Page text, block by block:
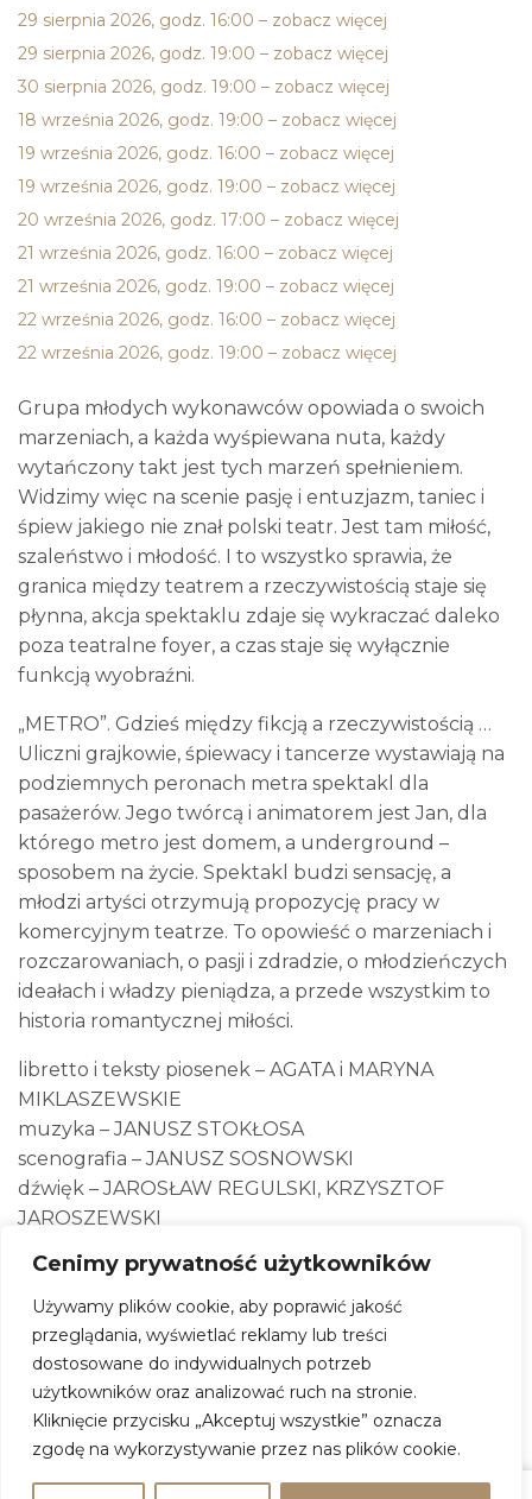
Cenimy prywatność użytkowników
Używamy plików cookie, aby poprawić jakość
przeglądania, wyświetlać reklamy lub treści
dostosowane do indywidualnych potrzeb
użytkowników oraz analizować ruch na stronie.
Kliknięcie przycisku „Akceptuj wszystkie” oznacza
zgodę na wykorzystywanie przez nas plików cookie.
29 sierpnia 2026, godz. 16:00 – zobacz więcej
29 sierpnia 2026, godz. 19:00 – zobacz więcej
30 sierpnia 2026, godz. 19:00 – zobacz więcej
18 września 2026, godz. 19:00 – zobacz więcej
19 września 2026, godz. 16:00 – zobacz więcej
19 września 2026, godz. 19:00 – zobacz więcej
20 września 2026, godz. 17:00 – zobacz więcej
21 września 2026, godz. 16:00 – zobacz więcej
21 września 2026, godz. 19:00 – zobacz więcej
22 września 2026, godz. 16:00 – zobacz więcej
22 września 2026, godz. 19:00 – zobacz więcej
Grupa młodych wykonawców opowiada o swoich
marzeniach, a każda wyśpiewana nuta, każdy
wytańczony takt jest tych marzeń spełnieniem.
Widzimy więc na scenie pasję i entuzjazm, taniec i
śpiew jakiego nie znał polski teatr. Jest tam miłość,
szaleństwo i młodość. I to wszystko sprawia, że
granica między teatrem a rzeczywistością staje się
płynna, akcja spektaklu zdaje się wykraczać daleko
poza teatralne foyer, a czas staje się wyłącznie
funkcją wyobraźni.
„METRO”. Gdzieś między fikcją a rzeczywistością …
Uliczni grajkowie, śpiewacy i tancerze wystawiają na
podziemnych peronach metra spektakl dla
pasażerów. Jego twórcą i animatorem jest Jan, dla
którego metro jest domem, a underground –
sposobem na życie. Spektakl budzi sensację, a
młodzi artyści otrzymują propozycję pracy w
komercyjnym teatrze. To opowieść o marzeniach i
rozczarowaniach, o pasji i zdradzie, o młodzieńczych
ideałach i władzy pieniądza, a przede wszystkim to
historia romantycznej miłości.
libretto i teksty piosenek – AGATA i MARYNA
MIKLASZEWSKIE
muzyka – JANUSZ STOKŁOSA
scenografia – JANUSZ SOSNOWSKI
dźwięk – JAROSŁAW REGULSKI, KRZYSZTOF
JAROSZEWSKI
MACIEJEWSKA
światło – MIECZYSŁAW KOZIOŁ
efekty laserowe – DANUTA BILIŃSKA
scenariusz, choreografia i reżyseria – JANUSZ
JÓZEFOWICZ
prapremiera – 30.01.1991r. w Teatrze Dramatycznym